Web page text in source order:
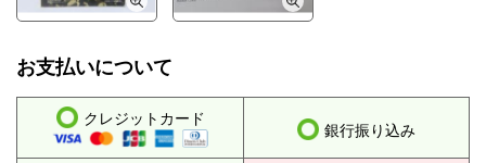
お支払いについて
クレジットカード
銀行振り込み